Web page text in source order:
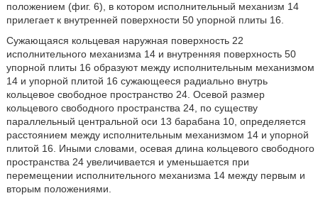
положением (фиг. 6), в котором исполнительный механизм 14
прилегает к внутренней поверхности 50 упорной плиты 16.
Сужающаяся кольцевая наружная поверхность 22
исполнительного механизма 14 и внутренняя поверхность 50
упорной плиты 16 образуют между исполнительным механизмом
14 и упорной плитой 16 сужающееся радиально внутрь
кольцевое свободное пространство 24. Осевой размер
кольцевого свободного пространства 24, по существу
параллельный центральной оси 13 барабана 10, определяется
расстоянием между исполнительным механизмом 14 и упорной
плитой 16. Иными словами, осевая длина кольцевого свободного
пространства 24 увеличивается и уменьшается при
перемещении исполнительного механизма 14 между первым и
вторым положениями.